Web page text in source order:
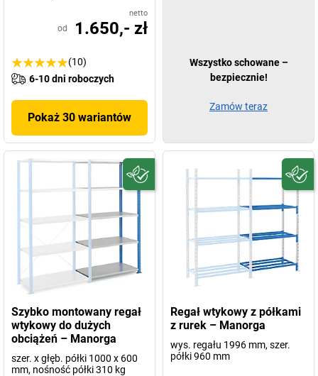
netto
od 1.650,- zł
(10)
6-10 dni roboczych
Pokaż 30 wariantów
Szybko montowany regał
wtykowy do dużych
obciążeń – Manorga
szer. x głęb. półki 1000 x 600
mm, nośność półki 310 kg
Regał wtykowy z półkami
z rurek – Manorga
wys. regału 1996 mm, szer.
półki 960 mm
Wszystko schowane –
bezpiecznie!
Zamów teraz